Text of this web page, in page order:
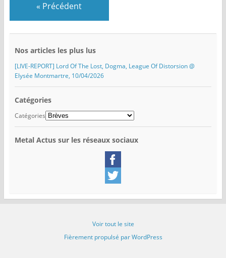
« Précédent
Nos articles les plus lus
[LIVE-REPORT] Lord Of The Lost, Dogma, League Of Distorsion @
Elysée Montmartre, 10/04/2026
Catégories
Catégories
Metal Actus sur les réseaux sociaux
Voir tout le site
Fièrement propulsé par WordPress